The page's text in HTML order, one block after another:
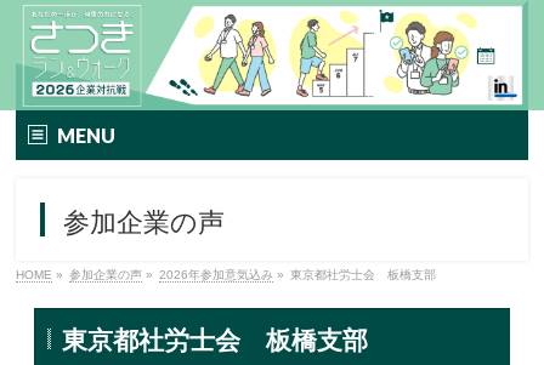
MENU
エントリー方法
参加企業の声
HOME » 参加企業の声 » 2026年参加意気込み » 東京都社労士会 板橋支部
東京都社労士会 板橋支部